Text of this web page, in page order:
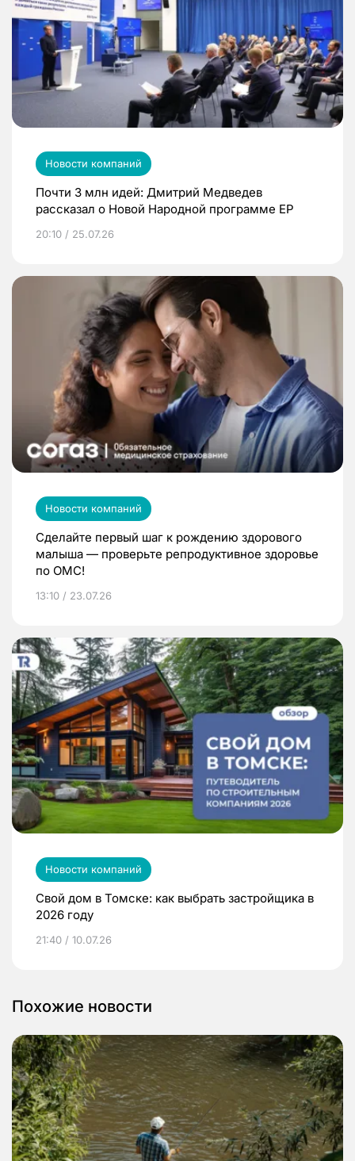
Новости компаний
Почти 3 млн идей: Дмитрий Медведев
рассказал о Новой Народной программе ЕР
20:10 / 25.07.26
Новости компаний
Сделайте первый шаг к рождению здорового
малыша — проверьте репродуктивное здоровье
по ОМС!
13:10 / 23.07.26
Новости компаний
Свой дом в Томске: как выбрать застройщика в
2026 году
21:40 / 10.07.26
Похожие новости